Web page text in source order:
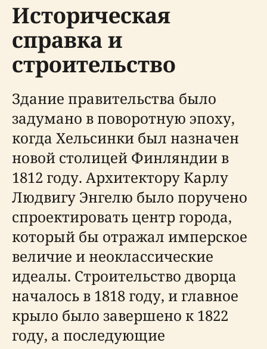
Историческая
справка и
строительство
Здание правительства было
задумано в поворотную эпоху,
когда Хельсинки был назначен
новой столицей Финляндии в
1812 году. Архитектору Карлу
Людвигу Энгелю было поручено
спроектировать центр города,
который бы отражал имперское
величие и неоклассические
идеалы. Строительство дворца
началось в 1818 году, и главное
крыло было завершено к 1822
году, а последующие